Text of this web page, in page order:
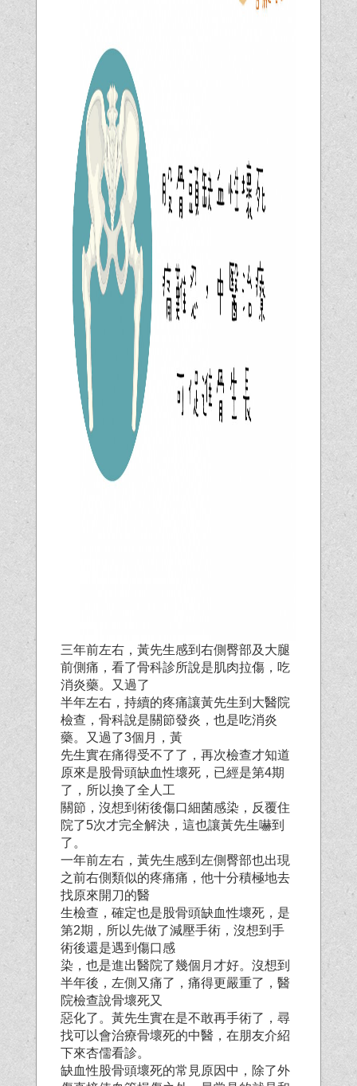
三年前左右，黃先生感到右側臀部及大腿
前側痛，看了骨科診所說是肌肉拉傷，吃
消炎藥。又過了
半年左右，持續的疼痛讓黃先生到大醫院
檢查，骨科說是關節發炎，也是吃消炎
藥。又過了3個月，黃
先生實在痛得受不了了，再次檢查才知道
原來是股骨頭缺血性壞死，已經是第4期
了，所以換了全人工
關節，沒想到術後傷口細菌感染，反覆住
院了5次才完全解決，這也讓黃先生嚇到
了。
一年前左右，黃先生感到左側臀部也出現
之前右側類似的疼痛痛，他十分積極地去
找原來開刀的醫
生檢查，確定也是股骨頭缺血性壞死，是
第2期，所以先做了減壓手術，沒想到手
術後還是遇到傷口感
染，也是進出醫院了幾個月才好。沒想到
半年後，左側又痛了，痛得更嚴重了，醫
院檢查說骨壞死又
惡化了。黃先生實在是不敢再手術了，尋
找可以會治療骨壞死的中醫，在朋友介紹
下來杏儒看診。
缺血性股骨頭壞死的常見原因中，除了外